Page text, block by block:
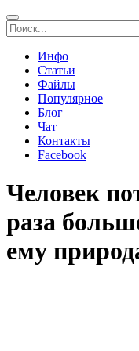
Инфо
Статьи
Файлы
Популярное
Блог
Чат
Контакты
Facebook
Человек
раза
ему